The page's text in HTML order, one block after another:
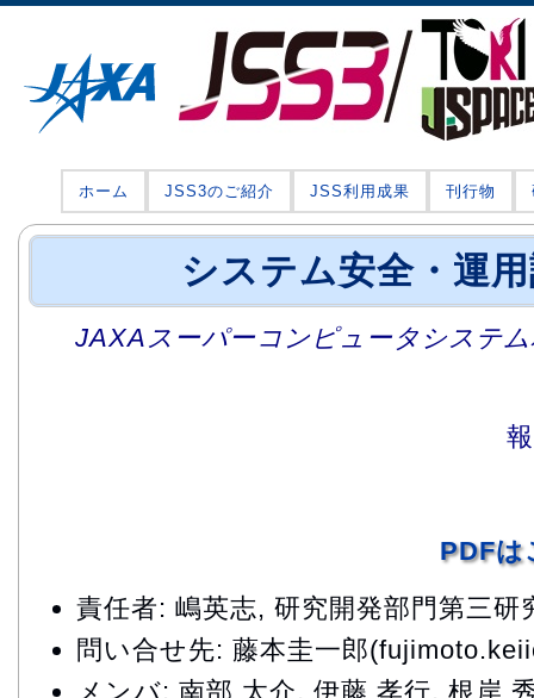
ホーム JSS3のご紹介 JSS利用成果 刊行物
システム安全・運
JAXAスーパーコンピュータシステ
PDFは
責任者: 嶋英志, 研究開発部門第三研
問い合せ先: 藤本圭一郎
メンバ: 南部 太介, 伊藤 孝行, 根岸